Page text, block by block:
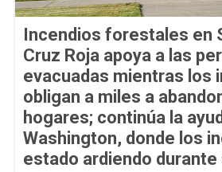
Incendios forestales en
Cruz Roja apoya a las
evacuadas mientras los
obligan a miles a
hogares; continúa la
Washington, donde los
estado ardiendo durante